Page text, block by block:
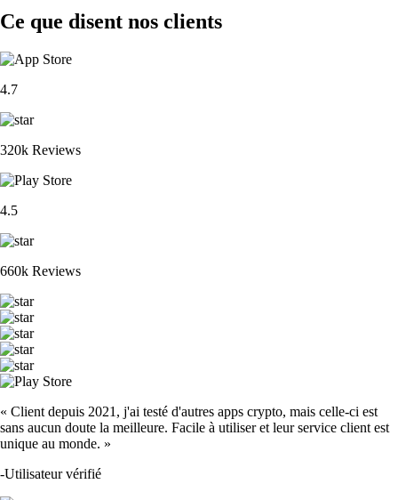
Ce que disent nos clients
4.7
320k Reviews
4.5
660k Reviews
« Client depuis 2021, j'ai testé d'autres apps crypto, mais celle-ci est
sans aucun doute la meilleure. Facile à utiliser et leur service client est
unique au monde. »
-Utilisateur vérifié